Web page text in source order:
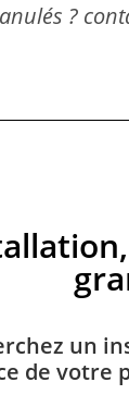
?
un
de votre